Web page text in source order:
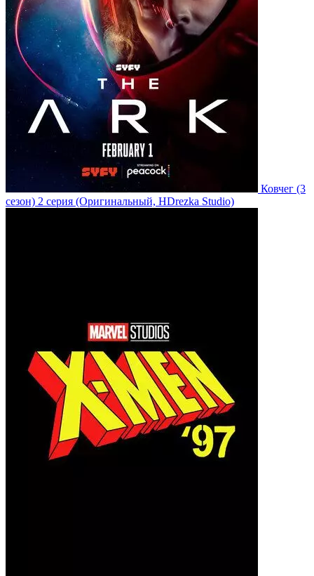
Ковчег (3
сезон) 2 серия (Оригинальный, HDrezka Studio)